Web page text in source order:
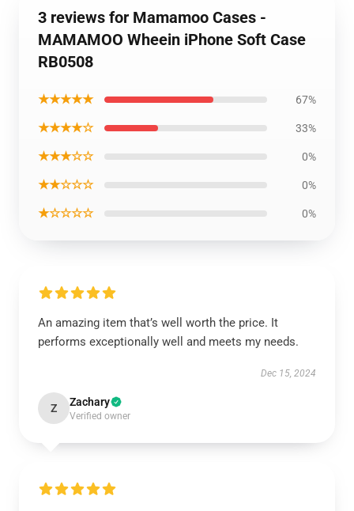
3 reviews for Mamamoo Cases -
MAMAMOO Wheein iPhone Soft Case
RB0508
★★★★★ 67%
★★★★☆ 33%
★★★☆☆ 0%
★★☆☆☆ 0%
★☆☆☆☆ 0%
An amazing item that’s well worth the price. It
performs exceptionally well and meets my needs.
Dec 15, 2024
Z Zachary
Verified owner